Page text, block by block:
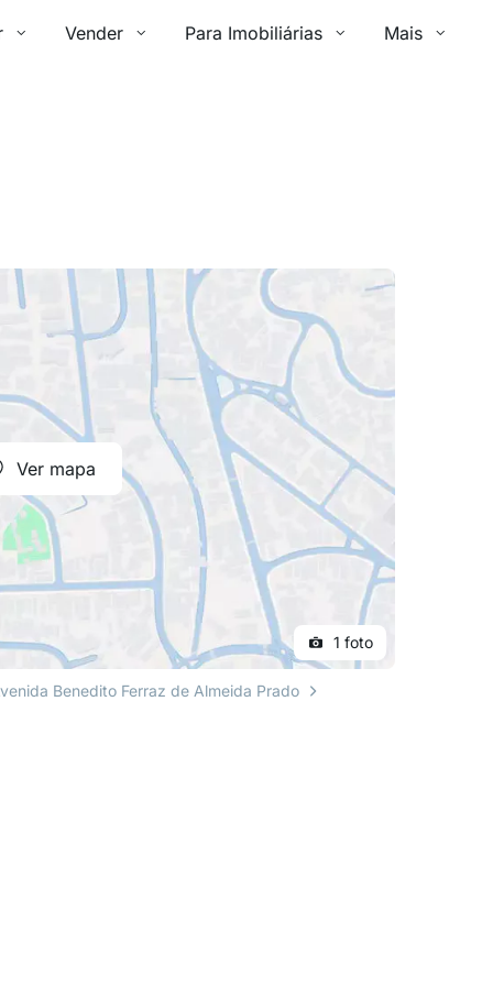
Vender Para Imobiliárias Mais
Ver mapa
1 foto
Benedito Ferraz de Almeida Prado